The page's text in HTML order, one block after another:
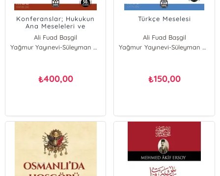
Konferanslar; Hukukun
Ana Meseleleri ve
Müesseseleri
Ali Fuad Başgil
Yağmur Yayınevi-Süleyman Özdemir
₺400,00
Türkçe Meselesi
Ali Fuad Başgil
Yağmur Yayınevi-Süleyman Özdemir
₺150,00